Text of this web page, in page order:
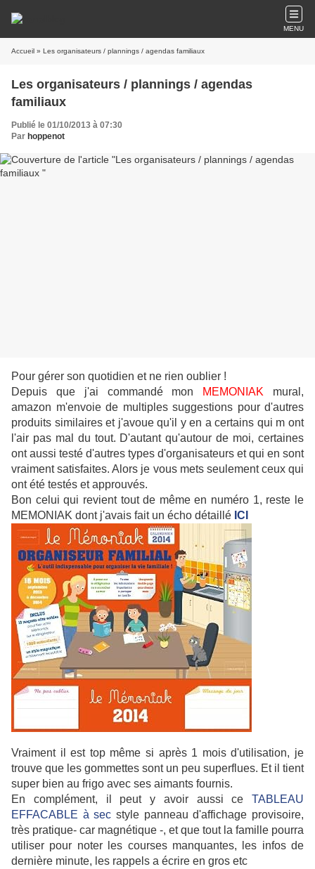
MENU
Accueil » Les organisateurs / plannings / agendas familiaux
Les organisateurs / plannings / agendas
familiaux
Publié le 01/10/2013 à 07:30
Par hoppenot
Pour gérer son quotidien et ne rien oublier !
Depuis que j'ai commandé mon
MEMONIAK mural,
amazon m'envoie de multiples suggestions pour d'autres
produits similaires et j'avoue qu'il y en a certains qui m ont
l'air pas mal du tout. D'autant qu'autour de moi, certaines
ont aussi testé d'autres types d'organisateurs et qui en sont
vraiment satisfaites. Alors je vous mets seulement ceux qui
ont été testés et approuvés.
Bon celui qui revient tout de même en numéro 1, reste le
MEMONIAK dont j'avais fait un écho détaillé ICI
Vraiment il est top même si après 1 mois d'utilisation, je
trouve que les gommettes sont un peu superflues. Et il tient
super bien au frigo avec ses aimants fournis.
En complément, il peut y avoir aussi ce TABLEAU
EFFACABLE à sec style panneau d'affichage provisoire,
très pratique- car magnétique -, et que tout la famille pourra
utiliser pour noter les courses manquantes, les infos de
dernière minute, les rappels a écrire en gros etc